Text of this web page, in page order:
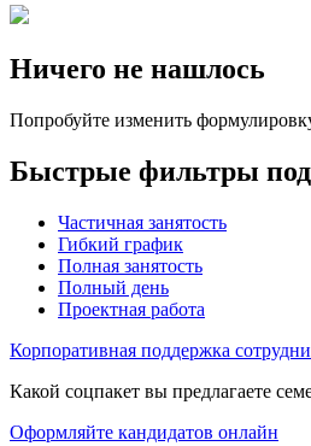
Ничего не нашлось
Попробуйте изменить
Быстрые фильтры
Частичная занятость
Гибкий график
Полная занятость
Полный день
Проектная работа
Корпоративная поддержка
Какой соцпакет вы предлагаете
Оформляйте кандидатов онлайн